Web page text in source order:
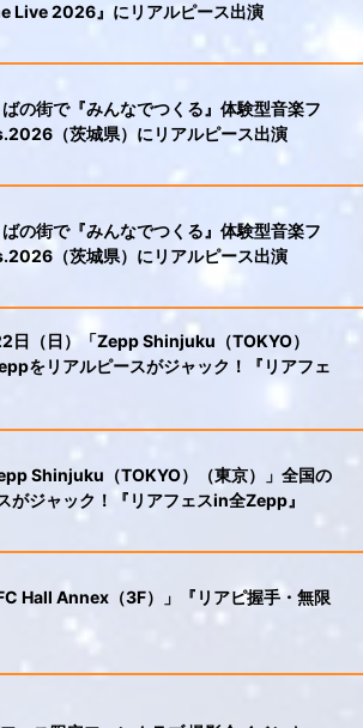
Live 2026』にリアルピース出演
の街で『みんなでつくる』体験型音楽フ
（茨城県）にリアルピース出演
の街で『みんなでつくる』体験型音楽フ
（茨城県）にリアルピース出演
日（日）「Zepp Shinjuku（TOKYO）
をリアルピースがジャック！『リアフェ
Shinjuku（TOKYO）（東京）」全国の
がジャック！『リアフェスin全Zepp』
Hall Annex（3F）」『リアピ握手・無限